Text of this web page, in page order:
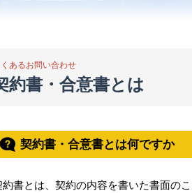
あるお問い合わせ
約書・合意書とは
契約書・合意書とは何ですか
約書とは、契約の内容を書いた書面の